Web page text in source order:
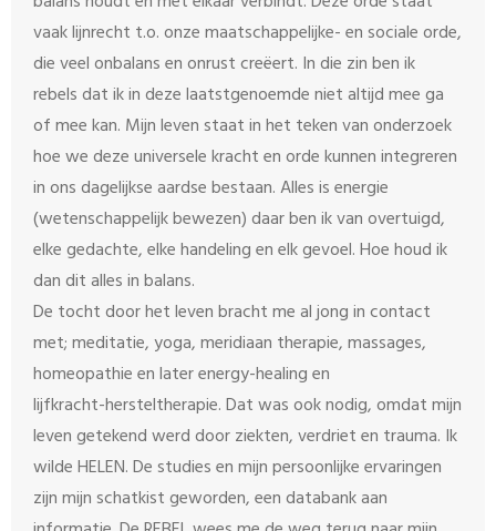
vaak lijnrecht t.o. onze maatschappelijke- en sociale orde,
die veel onbalans en onrust creëert. In die zin ben ik
rebels dat ik in deze laatstgenoemde niet altijd mee ga
of mee kan. Mijn leven staat in het teken van onderzoek
hoe we deze universele kracht en orde kunnen integreren
in ons dagelijkse aardse bestaan. Alles is energie
(wetenschappelijk bewezen) daar ben ik van overtuigd,
elke gedachte, elke handeling en elk gevoel. Hoe houd ik
dan dit alles in balans.
De tocht door het leven bracht me al jong in contact
met; meditatie, yoga, meridiaan therapie, massages,
homeopathie en later energy-healing en
lijfkracht-hersteltherapie. Dat was ook nodig, omdat mijn
leven getekend werd door ziekten, verdriet en trauma. Ik
wilde HELEN. De studies en mijn persoonlijke ervaringen
zijn mijn schatkist geworden, een databank aan